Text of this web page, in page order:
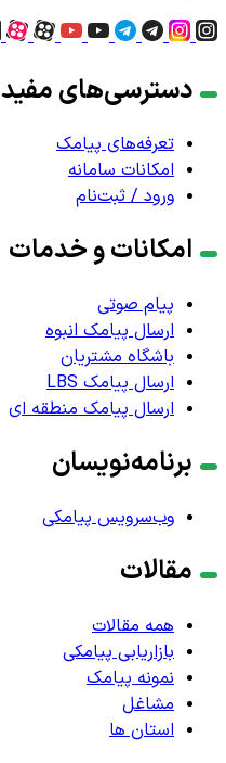
دسترسی‌های مفید
تعرفه‌های پیامک
امکانات سامانه
ورود / ثبت‌نام
امکانات و خدمات
پیام صوتی
ارسال پیامک انبوه
باشگاه مشتریان
ارسال پیامک LBS
ارسال پیامک منطقه ای
برنامه‌نویسان
وب‌سرویس پیامکی
مقالات
همه مقالات
بازاریابی پیامکی
نمونه پیامک
مشاغل
استان ها